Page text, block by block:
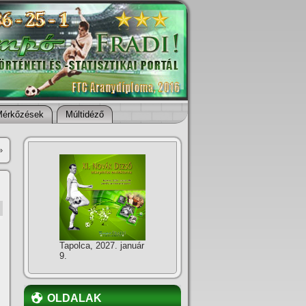
Múltidéző
Tapolca, 2027. január
9.
OLDALAK